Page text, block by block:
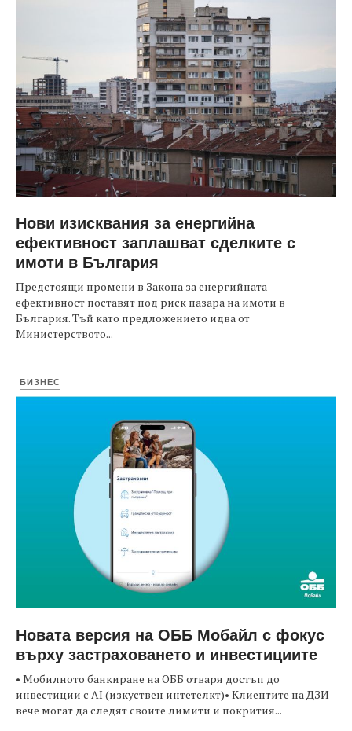
Нови изисквания за енергийна
ефективност заплашват сделките с
имоти в България
Предстоящи промени в Закона за енергийната
ефективност поставят под риск пазара на имоти в
България. Тъй като предложението идва от
Министерството...
БИЗНЕС
Новата версия на ОББ Мобайл с фокус
върху застраховането и инвестициите
• Мобилното банкиране на ОББ отваря достъп до
инвестиции с AI (изкуствен интетелкт)• Клиентите на ДЗИ
вече могат да следят своите лимити и покрития...